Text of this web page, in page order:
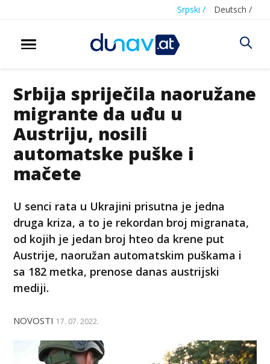
Srpski / Deutsch /
Srbija spriječila naoružane
migrante da uđu u
Austriju, nosili
automatske puške i
mačete
U senci rata u Ukrajini prisutna je jedna
druga kriza, a to je rekordan broj migranata,
od kojih je jedan broj hteo da krene put
Austrije, naoružan automatskim puškama i
sa 182 metka, prenose danas austrijski
mediji.
NOVOSTI 17. 07. 2022.